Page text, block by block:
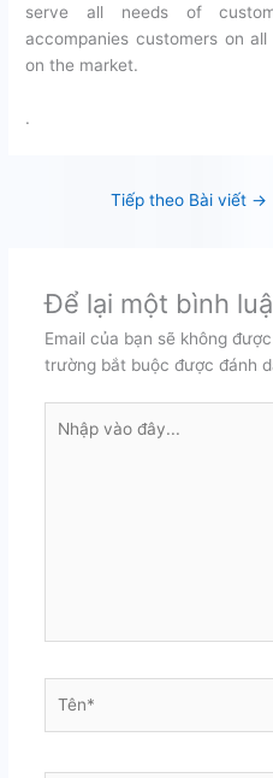
serve all needs of
accompanies customers on
on the market.
.
Tiếp theo Bài viết →
Để lại một bình
Email của bạn sẽ không
trường bắt buộc được đánh
vào